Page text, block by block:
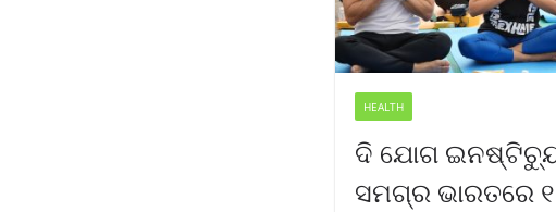
HEALTH
ଦି ଯୋଗ
ସମଗ୍ର ଭାରତରେ